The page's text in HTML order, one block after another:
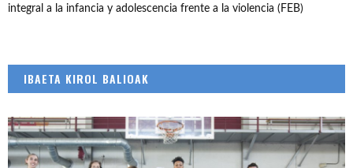
integral a la infancia y adolescencia frente a la violencia (FEB)
IBAETA KIROL BALIOAK